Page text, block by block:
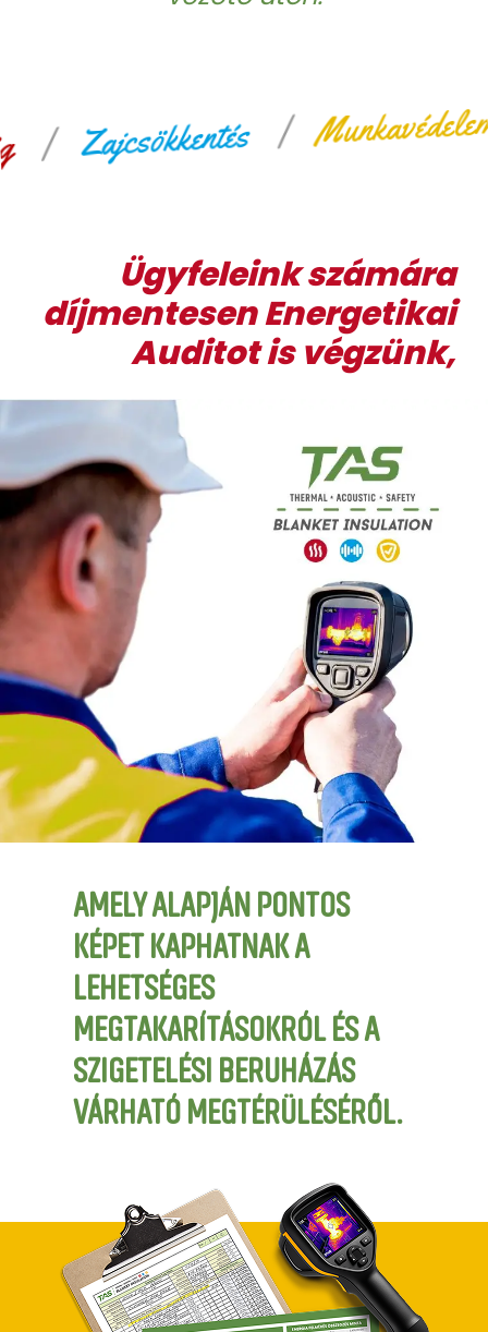
| Munkavédelem |
Ügyfeleink számára
díjmentesen Energetikai
Auditot is végzünk,
AMELY ALAPJÁN PONTOS
KÉPET KAPHATNAK A
LEHETSÉGES
MEGTAKARÍTÁSOKRÓL ÉS A
SZIGETELÉSI BERUHÁZÁS
VÁRHATÓ MEGTÉRÜLÉSÉRŐL.